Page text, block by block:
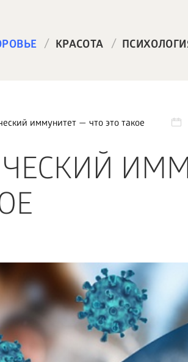
/ КРАСОТА /
иммунитет — что это такое